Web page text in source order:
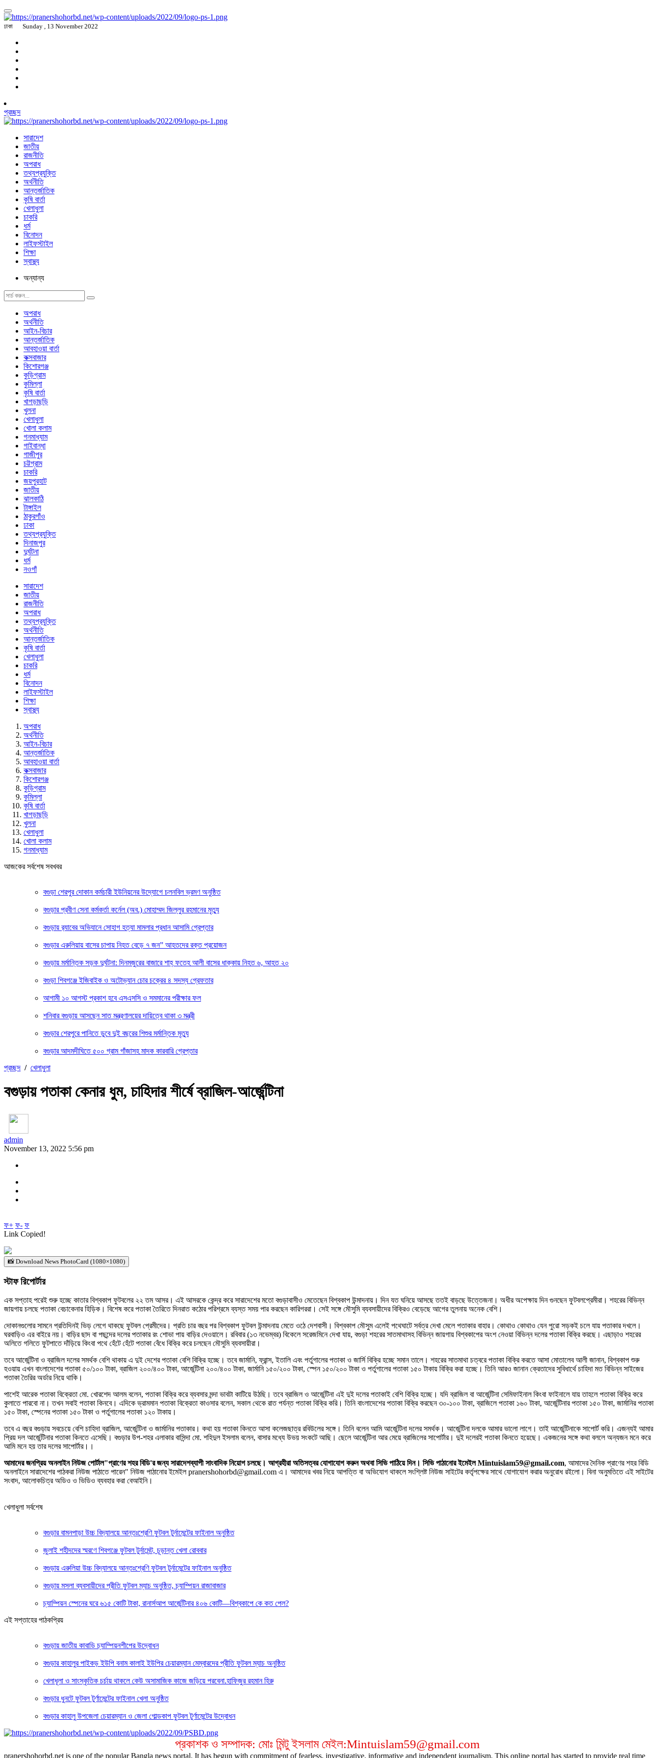
ঢাকা Sunday , 13 November 2022
প্রচ্ছদ
সারাদেশ
জাতীয়
রাজনীতি
অপরাধ
তথ্যপ্রযুক্তি
অর্থনীতি
আন্তর্জাতিক
কৃষি বার্তা
খেলাধুলা
চাকরি
ধর্ম
বিনোদন
লাইফস্টাইল
শিক্ষা
স্বাস্থ্য
অন্যান্য
অপরাধ
অর্থনীতি
আইন-বিচার
আন্তর্জাতিক
আবহাওয়া বার্তা
কক্সবাজার
কিশোরগঞ্জ
কুড়িগ্রাম
কুমিল্লা
কৃষি বার্তা
খাগড়াছড়ি
খুলনা
খেলাধুলা
খোলা কলাম
গনমাধ্যাম
গাইবান্ধা
গাজীপুর
চট্টগ্রাম
চাকরি
জয়পুরহাট
জাতীয়
ঝালকাঠি
টাঙ্গাইল
ঠাকুরগাঁও
ঢাকা
তথ্যপ্রযুক্তি
দিনাজপুর
দুর্ঘটনা
ধর্ম
নওগাঁ
সারাদেশ
জাতীয়
রাজনীতি
অপরাধ
তথ্যপ্রযুক্তি
অর্থনীতি
আন্তর্জাতিক
কৃষি বার্তা
খেলাধুলা
চাকরি
ধর্ম
বিনোদন
লাইফস্টাইল
শিক্ষা
স্বাস্থ্য
অপরাধ
অর্থনীতি
আইন-বিচার
আন্তর্জাতিক
আবহাওয়া বার্তা
কক্সবাজার
কিশোরগঞ্জ
কুড়িগ্রাম
কুমিল্লা
কৃষি বার্তা
খাগড়াছড়ি
খুলনা
খেলাধুলা
খোলা কলাম
গনমাধ্যাম
আজকের সর্বশেষ সবখবর
বগুড়া শেরপুর দোকান কর্মচারী ইউনিয়নের উদ্যোগে চলনবিল ভ্রমণ অনুষ্ঠিত
বগুড়ার প্রবীণ সেনা কর্মকর্তা কর্নেল (অব.) মোহাম্মদ জিল্লুর রহমানের মৃত্যু
‎বগুড়ায় র‍্যাবের অভিযানে সোহাগ হত্যা মামলার প্রধান আসামি গ্রেপ্তার
বগুড়ার এরুলিয়ায় বাসের চাপায় নিহত বেড়ে ৭ জন” আহতদের রক্ত প্রয়োজন
বগুড়ায় মর্মান্তিক সড়ক দুর্ঘটনা: দিনমজুরের বাজারে শাহ্ ফতেহ আলী বাসের ধাক্কায় নিহত ৬, আহত ২০
বগুড়া শিবগঞ্জে ইজিবাইক ও অটোভ্যান চোর চক্রের ৪ সদস্য গ্রেফতার
আগামী ১০ আগস্ট প্রকাশ হবে এসএসসি ও সমমানের পরীক্ষার ফল
শনিবার বগুড়ায় আসছেন সাত মন্ত্রণালয়ের দায়িত্বে থাকা ৩ মন্ত্রী
বগুড়ার শেরপুরে পানিতে ডুবে দুই বছরের শিশুর মর্মান্তিক মৃত্যু
বগুড়ার আদমদীঘিতে ৫০০ গ্রাম গাঁজাসহ মাদক কারবারি গ্রেপ্তার
প্রচ্ছদ / খেলাধুলা
বগুড়ায় পতাকা কেনার ধুম, চাহিদার শীর্ষে ব্রাজিল-আর্জেন্টিনা
admin
November 13, 2022 5:56 pm
ফ+ ফ- ফ
Link Copied!
📸 Download News PhotoCard (1080×1080)
স্টাফ রিপোর্টার
এক সপ্তাহ পরেই শুরু হচ্ছে কাতার বিশ্বকাপ ফুটবলের ২২ তম আসর। এই আসরকে কেন্দ্র করে সারাদেশের মতো বগুড়াবাসীও মেতেছেন বিশ্বকাপ উন্মাদনায়। দিন যত ঘনিয়ে আসছে ততই বাড়ছে উত্তেজনা। অধীর অপেক্ষায় দিন গুনছেন ফুটবলপ্রেমীরা। শহরের বিভিন্ন
জায়গায় চলছে পতাকা বেচাকেনার হিড়িক। বিশেষ করে পতাকা তৈরিতে দিনরাত কঠোর পরিশ্রমে ব্যস্ত সময় পার করছেন কারিগররা। সেই সঙ্গে মৌসুমি ব্যবসায়ীদের বিক্রিও বেড়েছে আগের তুলনায় অনেক বেশি।
দোকানগুলোর সামনে প্রতিদিনই ভিড় লেগে থাকছে ফুটবল প্রেমীদের। প্রতি চার বছর পর বিশ্বকাপ ফুটবল উন্মাদনায় মেতে ওঠে দেশবাসী। বিশ্বকাপ মৌসুম এলেই পথেঘাটে সর্বত্র দেখা মেলে পতাকার বাহার। কোথাও কোথাও যেন পুরো সড়কই চলে যায় পতাকার দখলে।
ঘরবাড়িও এর বাইরে নয়। বাড়ির ছাদ বা পছন্দের দলের পতাকার রং শোভা পায় বাড়ির দেওয়ালে। রবিবার (১৩ নভেম্বর) বিকেলে সরেজমিনে দেখা যায়, বগুড়া শহরের সাতমাথাসহ বিভিন্ন জায়গায় বিশ্বকাপের অংশ নেওয়া বিভিন্ন দলের পতাকা বিক্রি করছে। এছাড়াও শহরের
অলিতে গলিতে ফুটপাতে দাঁড়িয়ে কিংবা পথে হেঁটে হেঁটে পতাকা বেঁধে বিক্রি করে চলছেন মৌসুমি ব্যবসায়ীরা।
তবে আর্জেন্টিনা ও ব্রাজিল দলের সমর্থক বেশি থাকায় এ দুই দেশের পতাকা বেশি বিক্রি হচ্ছে। তবে জার্মানি, ফ্রান্স, ইতালি এবং পর্তুগালের পতাকা ও জার্সি বিক্রি হচ্ছে সমান তালে। শহরের সাতমাথা চত্বরে পতাকা বিক্রি করতে আসা মোতালেব আলী জানান, বিশ্বকাপ শুরু
হওয়ায় এখন বাংলাদেশের পতাকা ৫০/১০০ টাকা, ব্রাজিল ২০০/৪০০ টাকা, আর্জেন্টিনা ২০০/৪০০ টাকা, জার্মানি ১৫০/২০০ টাকা, স্পেন ১৫০/২০০ টাকা ও পর্তুগালের পতাকা ১৫০ টাকায় বিক্রি করা হচ্ছে। তিনি আরও জানান ক্রেতাদের সুবিধার্থে চাহিদা মত বিভিন্ন সাইজের
পতাকা তৈরির অর্ডার নিয়ে থাকি।
পাশেই আরেক পতাকা বিক্রেতা মো. খোরশেদ আলম বলেন, পতাকা বিক্রি করে ব্যবসার মন্দা ভাবটা কাটিয়ে উঠছি। তবে ব্রাজিল ও আর্জেন্টিনা এই দুই দলের পতাকাই বেশি বিক্রি হচ্ছে। যদি ব্রাজিল বা আর্জেন্টিনা সেমিফাইনাল কিংবা ফাইনালে যায় তাহলে পতাকা বিক্রি করে
কুলাতে পারবো না। তখন সবাই পতাকা কিনবে। এদিকে ভ্রামমান পতাকা বিক্রেতা কাওসার বলেন, সকাল থেকে রাত পর্যন্ত পতাকা বিক্রি করি। তিনি বাংলাদেশের পতাকা বিক্রি করছেন ৩০-১০০ টাকা, ব্রাজিলে পতাকা ১৬০ টাকা, আর্জেন্টিনার পতাকা ১৫০ টাকা, জার্মানির পতাকা
১৫০ টাকা, স্পেনের পতাকা ১৫০ টাকা ও পর্তুগালের পতাকা ১২০ টাকায়।
তবে এ বছর বগুড়ায় সবচেয়ে বেশি চাহিদা ব্রাজিল, আর্জেন্টিনা ও জার্মানির পতাকার। কথা হয় পতাকা কিনতে আসা কলেজছাত্র রবিউলের সঙ্গে। তিনি বলেন আমি আর্জেন্টিনা দলের সমর্থক। আর্জেন্টিনা দলকে আমার ভালো লাগে। তাই আর্জেন্টিনাকে সাপোর্ট করি। এজন্যই আমার
প্রিয় দল আর্জেন্টিনার পতাকা কিনতে এসেছি। বগুড়ার উপ-শহর এলাকার বাসিন্দা মো. শহিদুল ইসলাম বলেন, বাসার মধ্যে উভয় সংকটে আছি। ছেলে আর্জেন্টিনা আর মেয়ে ব্রাজিলের সাপোর্টার। দুই দলেরই পতাকা কিনতে হয়েছে। একজনের সঙ্গে কথা বললে অন্যজন মনে করে
আমি মনে হয় তার দলের সাপোর্টার।।
আমাদের জনপ্রিয় অনলাইন নিউজ পোর্টাল"প্রাণের শহর বিডি'র জন্য সারাদেশব্যাপী সাংবাদিক নিয়োগ চলছে। আগ্রহীরা অতিসত্বর যোগাযোগ করুন অথবা সিভি পাঠিয়ে দিন। সিভি পাঠানোর ইমেইল Mintuislam59@gmail.com, আমাদের দৈনিক প্রাণের শহর বিডি
অনলাইনে সারাদেশের পাঠকরা নিউজ পাঠাতে পারেন" নিউজ পাঠানোর ইমেইল pranershohorbd@gmail.com এ। আমাদের খবর নিয়ে আপত্তি বা অভিযোগ থাকলে সংশ্লিষ্ট নিউজ সাইটের কর্তৃপক্ষের সাথে যোগাযোগ করার অনুরোধ রইলো। বিনা অনুমতিতে এই সাইটের
সংবাদ, আলোকচিত্র অডিও ও ভিডিও ব্যবহার করা বেআইনি।
খেলাধুলা সর্বশেষ
বগুড়ার বামনপাড়া উচ্চ বিদ্যালয়ে আন্তঃশ্রেণি ফুটবল টুর্নামেন্টের ফাইনাল অনুষ্ঠিত
‎জুলাই শহীদদের স্মরণে শিবগঞ্জে ফুটবল টুর্নামেন্ট, চূড়ান্ত খেলা রোববার
‎বগুড়ায় এরুলিয়া উচ্চ বিদ্যালয়ে আন্তঃশ্রেণি ফুটবল টুর্নামেন্টের ফাইনাল অনুষ্ঠিত
বগুড়ায় মসলা ব্যবসায়ীদের প্রীতি ফুটবল ম্যাচ অনুষ্ঠিত, চ্যাম্পিয়ন রাজাবাজার
চ্যাম্পিয়ন স্পেনের ঘরে ৬১৫ কোটি টাকা, রানার্সআপ আর্জেন্টিনার ৪০৬ কোটি—বিশ্বকাপে কে কত পেল?
এই সপ্তাহের পাঠকপ্রিয়
বগুড়ায় জাতীয় কাবাডি চ্যাম্পিয়নশীপের উদ্বোধন
বগুড়ার কাহালুর পাইকড় ইউপি বনাম কালাই ইউপির চেয়ারম্যান মেম্বারদের প্রীতি ফুটবল ম্যাচ অনুষ্ঠিত
খেলাধূলা ও সাংস্কৃতিক চর্চায় থাকলে কেউ অসামাজিক কাজে জড়িয়ে পরবেনা.হাফিজুর রহমান হিরু
বগুড়ার ধুনটে ফুটবল টুর্ণামেন্টের ফাইনাল খেলা অনুষ্ঠিত
বগুড়ার কাহালু উপজেলা চেয়ারম্যান ও জেলা গোল্ডকাপ ফুটবল টুর্ণামেন্টের উদ্বোধন
প্রকাশক ও সম্পাদক: মোঃ মিন্টু ইসলাম মেইল:Mintuislam59@gmail.com
pranershohorbd.net is one of the popular Bangla news portal. It has begun with commitment of fearless, investigative, informative and independent journalism. This online portal has started to provide real time